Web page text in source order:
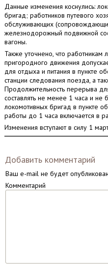
Данные изменения коснулись:
бригад; работников путевого
обслуживающих
железнодорожный подвижной
вагоны.
Также уточнено, что работникам
пригородного движения
для отдыха и питания в пункте
станции следования поезда, а
Продолжительность перерыва
составлять не менее 1 часа и
локомотивных бригад в пункте
работы до 1 часа включается в
Изменения вступают в силу 1
Добавить комментарий
Ваш e-mail не будет
Комментарий